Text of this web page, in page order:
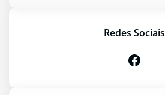
Redes Sociais
Facebook